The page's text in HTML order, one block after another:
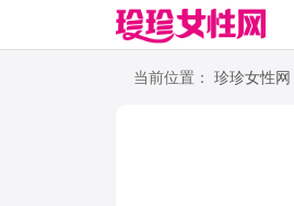
当前位置： 珍珍女性网